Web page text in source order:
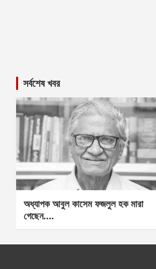
সর্বশেষ খবর
অধ্যাপক আবুল কাসেম ফজলুল হক মারা
গেছেন….